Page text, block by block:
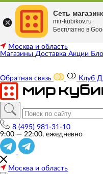
Москва и область
Магазины Доставка Акции
Обратная связь Клуб
8 (495) 981-31-10
9:00 — 22:00, ежедневно
Москва и область
Сеть
mir-kubikov.ru
Бесплатно в